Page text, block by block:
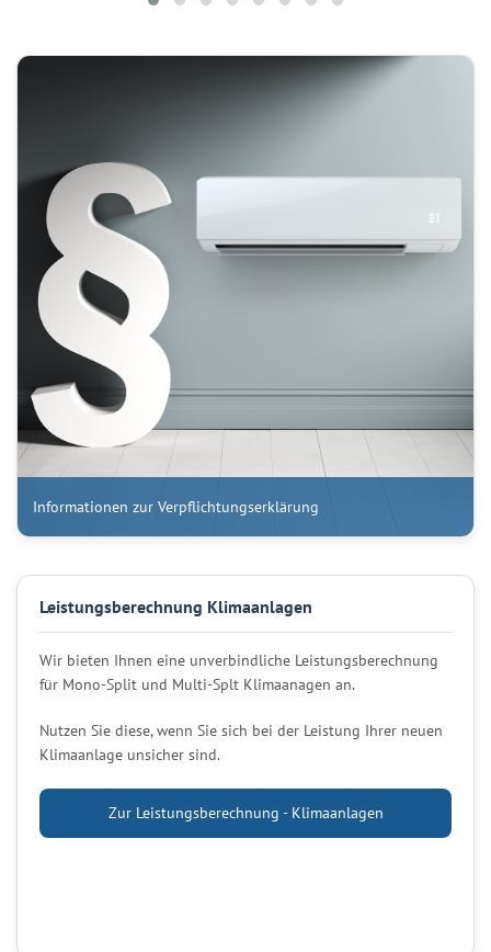
Informationen zur Verpflichtungserklärung
Leistungsberechnung Klimaanlagen
Wir bieten Ihnen eine unverbindliche Leistungsberechnung
für Mono-Split und Multi-Splt Klimaanagen an.
Nutzen Sie diese, wenn Sie sich bei der Leistung Ihrer neuen
Klimaanlage unsicher sind.
Zur Leistungsberechnung - Klimaanlagen